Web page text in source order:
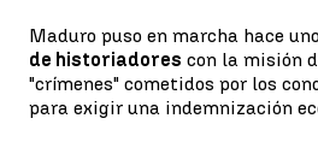
Maduro puso en marcha hace
de historiadores con la misión
"crímenes" cometidos por los
para exigir una indemnización